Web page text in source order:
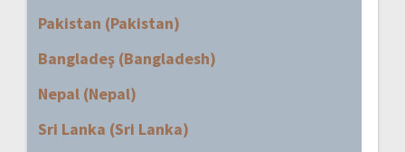
Pakistan (Pakistan)
Bangladeş (Bangladesh)
Nepal (Nepal)
Sri Lanka (Sri Lanka)